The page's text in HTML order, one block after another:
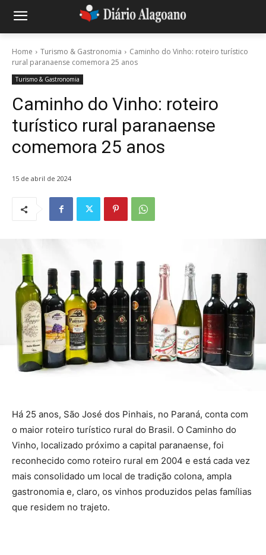
Home Turismo & Gastronomia
Caminho do Vinho: roteiro turístico
rural paranaense comemora 25 anos
Turismo & Gastronomia
Caminho do Vinho: roteiro
turístico rural paranaense
comemora 25 anos
15 de abril de 2024
Há 25 anos, São José dos Pinhais, no Paraná, conta com
o maior roteiro turístico rural do Brasil. O Caminho do
Vinho, localizado próximo a capital paranaense, foi
reconhecido como roteiro rural em 2004 e está cada vez
mais consolidado um local de tradição colona, ampla
gastronomia e, claro, os vinhos produzidos pelas famílias
que residem no trajeto.